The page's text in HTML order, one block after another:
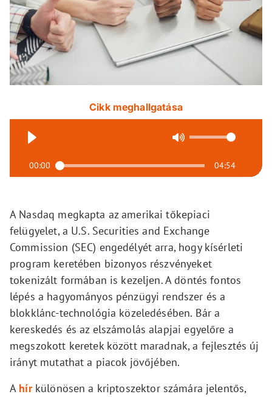
Cikk meghallgatása
00:00 04:54
A Nasdaq megkapta az amerikai tőkepiaci
felügyelet, a U.S. Securities and Exchange
Commission (SEC) engedélyét arra, hogy kísérleti
program keretében bizonyos részvényeket
tokenizált formában is kezeljen. A döntés fontos
lépés a hagyományos pénzügyi rendszer és a
blokklánc-technológia közeledésében. Bár a
kereskedés és az elszámolás alapjai egyelőre a
megszokott keretek között maradnak, a fejlesztés új
irányt mutathat a piacok jövőjében.
A hírkülönösen a kriptoszektor számára jelentős,